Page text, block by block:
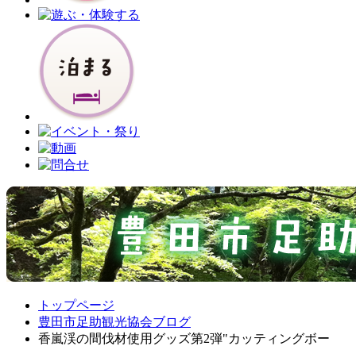
トップページ
豊田市足助観光協会ブログ
香嵐渓の間伐材使用グッズ第2弾"カッティングボー